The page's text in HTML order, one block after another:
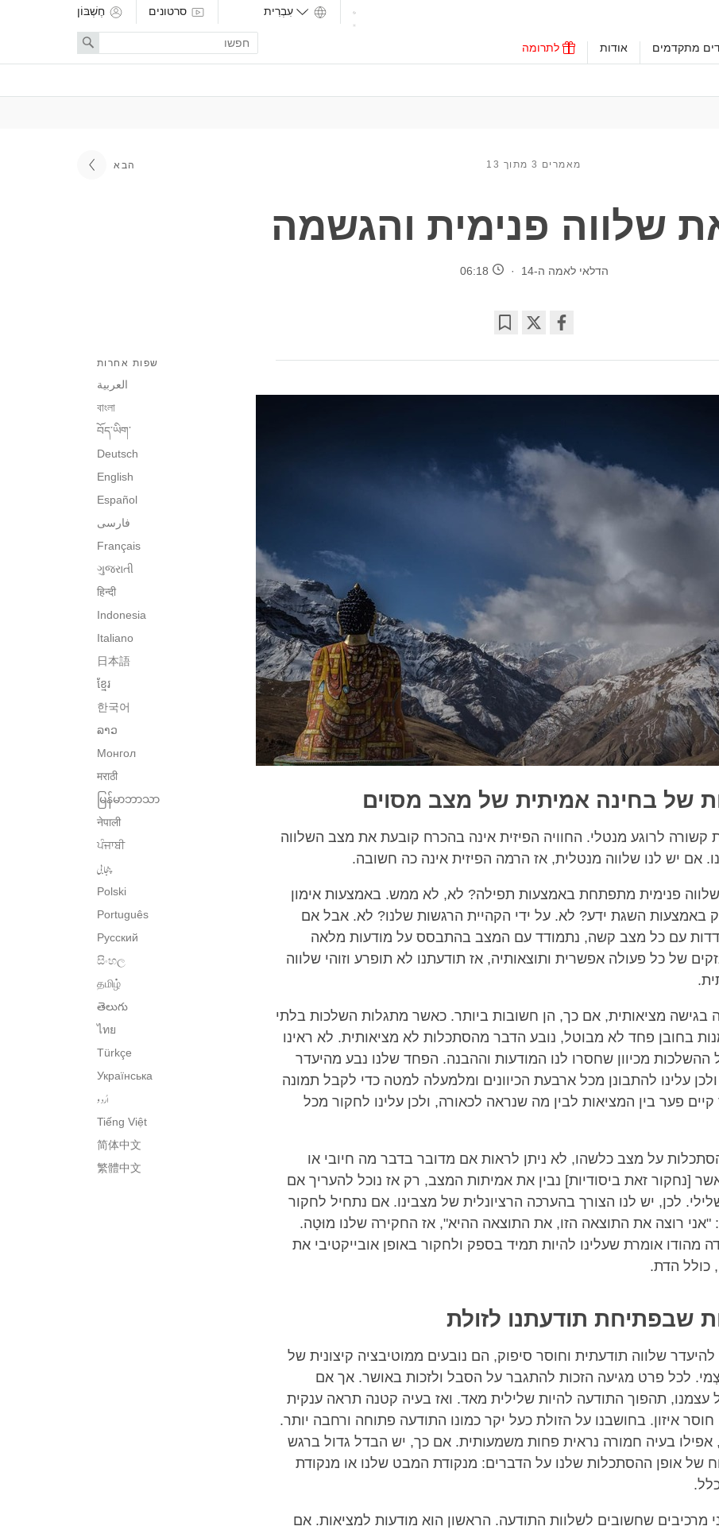
מתקדמים אודות לתרומה
סרטונים חֶשְׁבּוֹן
Enter
search
term
Search
מאמרים 3 מתוך 13 הבא
שלווה פנימית והגשמה
הדלאי לאמה ה-14 06:18
on
שפות אחרות
العربية
বাংলা
བོད་ཡིག་
Deutsch
English
Español
فارسی
Français
ગુજરાતી
हिन्दी
Indonesia
Italiano
日本語
ខ្មែរ
한국어
ລາວ
Монгол
मराठी
မြန်မာဘာသာ
नेपाली
ਪੰਜਾਬੀ
پنجابی
Polski
Português
Русский
සිංහල
தமிழ்
తెలుగు
ไทย
Türkçe
Українська
اُردو
Tiếng Việt
简体中文
繁體中文
של בחינה אמיתית של מצב מסוים
קשורה לרוגע מנטלי. החוויה הפיזית אינה בהכרח קובעת את מצב השלווה
אם יש לנו שלווה מנטלית, אז הרמה הפיזית אינה כה חשובה.
פנימית מתפתחת באמצעות תפילה? לא, לא ממש. באמצעות אימון
באמצעות השגת ידע? לא. על ידי הקהיית הרגשות שלנו? לא. אבל אם
עם כל מצב קשה, נתמודד עם המצב בהתבסס על מודעות מלאה
של כל פעולה אפשרית ותוצאותיה, אז תודעתנו לא תופרע וזוהי שלווה
בגישה מציאותית, אם כך, הן חשובות ביותר. כאשר מתגלות השלכות בלתי
בחובן פחד לא מבוטל, נובע הדבר מהסתכלות לא מציאותית. לא ראינו
מכיוון שחסרו לנו המודעות וההבנה. הפחד שלנו נבע מהיעדר
עלינו להתבונן מכל ארבעת הכיוונים ומלמעלה למטה כדי לקבל תמונה
פער בין המציאות לבין מה שנראה לכאורה, ולכן עלינו לחקור מכל
על מצב כלשהו, לא ניתן לראות אם מדובר בדבר מה חיובי או
[נחקור זאת ביסודיות] נבין את אמיתות המצב, רק אז נוכל להעריך אם
לכן, יש לנו הצורך בהערכה הרציונלית של מצבינו. אם נתחיל לחקור
"אני רוצה את התוצאה הזו, את התוצאה ההיא", אז החקירה שלנו מוּטָה.
מהודו אומרת שעלינו להיות תמיד בספק ולחקור באופן אובייקטיבי את
כולל הדת.
שבפתיחת תודעתנו לזולת
שלווה תודעתית וחוסר סיפוק, הם נובעים ממוטיבציה קיצונית של
לכל פרט מגיעה הזכות להתגבר על הסבל ולזכות באושר. אך אם
עצמנו, תהפוך התודעה להיות שלילית מאד. ואז בעיה קטנה תראה ענקית
חוסר איזון. בחושבנו על הזולת כעל יקר כמונו התודעה פתוחה ורחבה יותר.
אפילו בעיה חמורה נראית פחות משמעותית. אם כך, יש הבדל גדול ברגש
של אופן ההסתכלות שלנו על הדברים: מנקודת המבט שלנו או מנקודת
מרכיבים שחשובים לשלוות התודעה. הראשון הוא מודעות למציאות. אם